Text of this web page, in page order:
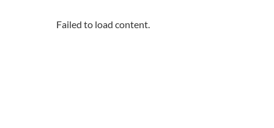
Failed to load content.